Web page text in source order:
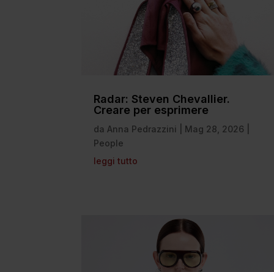
Radar: Steven Chevallier.
Creare per esprimere
da Anna Pedrazzini Mag 28, 2026
People
leggi tutto